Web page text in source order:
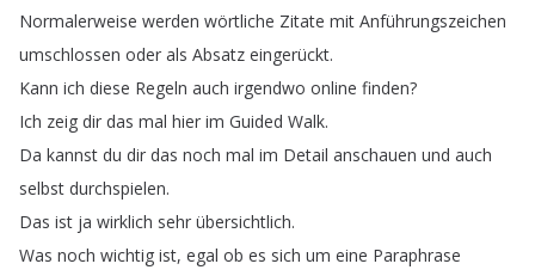
Normalerweise werden wörtliche Zitate mit Anführungszeichen
umschlossen oder als Absatz eingerückt.
Kann ich diese Regeln auch irgendwo online finden?
Ich zeig dir das mal hier im Guided Walk.
Da kannst du dir das noch mal im Detail anschauen und auch
selbst durchspielen.
Das ist ja wirklich sehr übersichtlich.
Was noch wichtig ist, egal ob es sich um eine Paraphrase